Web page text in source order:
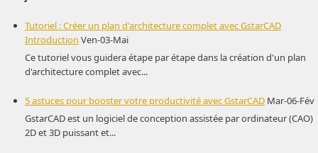
Tutoriel : Créer un plan d'architecture complet avec GstarCAD
Introduction Ven-03-Mai
Ce tutoriel vous guidera étape par étape dans la création d'un plan
d'architecture complet avec...
5 astuces pour booster votre productivité avec GstarCAD Mar-06-Fév
GstarCAD est un logiciel de conception assistée par ordinateur (CAO)
2D et 3D puissant et...